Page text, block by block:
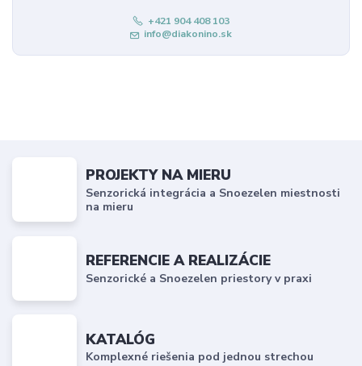
+421 904 408 103
info@diakonino.sk
PROJEKTY NA MIERU
Senzorická integrácia a Snoezelen miestnosti
na mieru
REFERENCIE A REALIZÁCIE
Senzorické a Snoezelen priestory v praxi
KATALÓG
Komplexné riešenia pod jednou strechou